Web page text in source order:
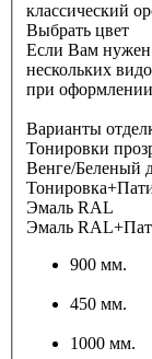
классический
Выбрать цвет
Если Вам нужен
нескольких
при оформлении
Варианты
Тонировки
Венге/Беленый
Эмаль RAL
Эмаль
900 мм.
450 мм.
1000 мм.